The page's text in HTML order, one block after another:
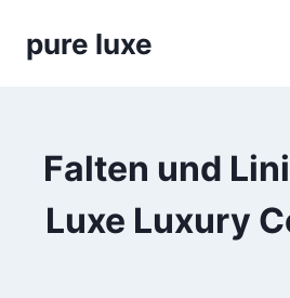
pure luxe
Falten und
Luxe Luxury